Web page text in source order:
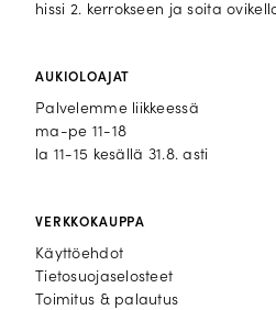
hissi 2. kerrokseen ja soita
AUKIOLOAJAT
Palvelemme liikkeessä
ma-pe 11-18
la 11-15 kesällä 31.8. asti
VERKKOKAUPPA
Käyttöehdot
Tietosuojaselosteet
Toimitus & palautus